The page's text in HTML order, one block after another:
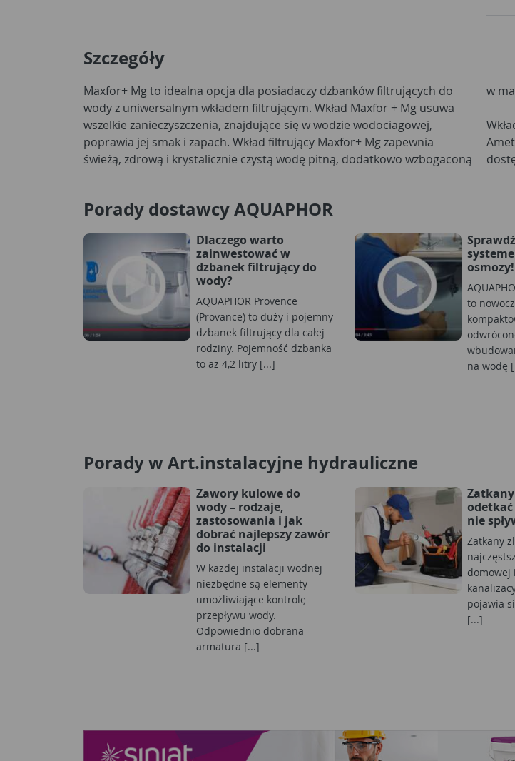
Szczegóły
Maxfor+ Mg to idealna opcja dla posiadaczy dzbanków filtrujących do
wody z uniwersalnym wkładem filtrującym. Wkład Maxfor + Mg usuwa
wszelkie zanieczyszczenia, znajdujące się w wodzie wodociagowej,
poprawia jej smak i zapach. Wkład filtrujący Maxfor+ Mg zapewnia
świeżą, zdrową i krystalicznie czystą wodę pitną, dodatkowo wzbogaconą
w
Porady dostawcy AQUAPHOR
Dlaczego warto
zainwestować w
dzbanek filtrujący do
wody?
AQUAPHOR Provence
(Provance) to duży i pojemny
dzbanek filtrujący dla całej
rodziny. Pojemność dzbanka
to aż 4,2 litry [...]
osmozy!
to
na wodę
Porady w Art.instalacyjne hydrauliczne
Zawory kulowe do
wody – rodzaje,
zastosowania i jak
dobrać najlepszy zawór
do instalacji
W każdej instalacji wodnej
niezbędne są elementy
umożliwiające kontrolę
przepływu wody.
Odpowiednio dobrana
armatura [...]
nie
Zatkany
domowej
pojawia
[...]